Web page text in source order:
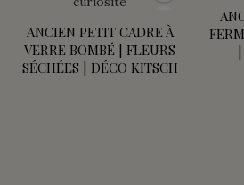
ANCIEN PETIT CADRE À
VERRE BOMBÉ | FLEURS
SÉCHÉES | DÉCO KITSCH